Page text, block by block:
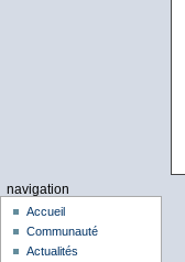
navigation
Accueil
Communauté
Actualités